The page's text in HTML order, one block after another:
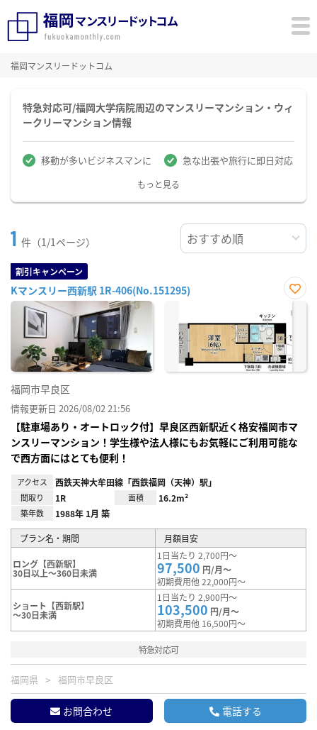
福岡マンスリードットコム
特急対応可/福岡大学病院周辺のマンスリーマンション・ウィ
ークリーマンション情報
移動が多いビジネスマンに 急な出張や旅行に即日対応
もっと見る
1 件（1/1ページ）
割引キャンペーン
Kマンスリー西新駅 1R-406(No.151295)
お気
に入
り登
録
福岡市早良区
情報更新日 2026/08/02 21:56
【駐車場あり・オートロック付】早良区西新駅近く格安福岡市マ
ンスリーマンション！学生様や法人様にもお気軽にご利用可能な
で西方面にはとても便利！
アクセス 西鉄天神大牟田線「西鉄福岡（天神）駅」
間取り 1R 面積 16.2m²
築年数 1988年 1月 築
プラン名・期間 月額目安
ロング【西新駅】
30日以上～360日未満
1日当たり 2,700円～
97,500 円/月～
初期費用他 22,000円～
ショート【西新駅】
～30日未満
1日当たり 2,900円～
103,500 円/月～
初期費用他 16,500円～
特急対応可
福岡県 福岡市早良区
お問合わせ 電話する